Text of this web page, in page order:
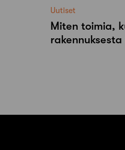
Uutiset
Miten toimia,